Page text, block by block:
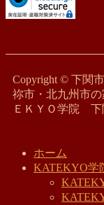
Copyright © 下関
祢市・北九州市
ＥＫＹＯ学院 下
ホーム
KATEKYO学